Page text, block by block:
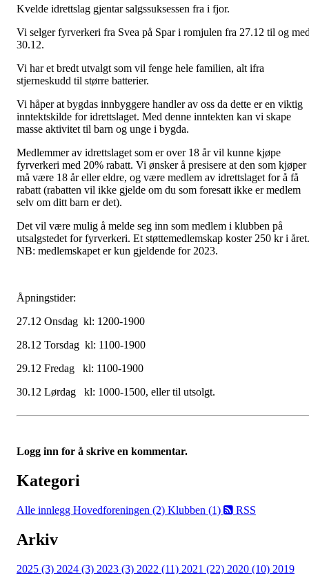
Kvelde idrettslag gjentar salgssuksessen fra i fjor.
Vi selger fyrverkeri fra Svea på Spar i romjulen fra 27.12 til og
30.12.
Vi har et bredt utvalgt som vil fenge hele familien, alt ifra
stjerneskudd til større batterier.
Vi håper at bygdas innbyggere handler av oss da dette er en viktig
inntektskilde for idrettslaget. Med denne inntekten kan vi skape
masse aktivitet til barn og unge i bygda.
Medlemmer av idrettslaget som er over 18 år vil kunne kjøpe
fyrverkeri med 20% rabatt. Vi ønsker å presisere at den som kjøper
må være 18 år eller eldre, og være medlem av idrettslaget for å få
rabatt (rabatten vil ikke gjelde om du som foresatt ikke er medlem
selv om ditt barn er det).
Det vil være mulig å melde seg inn som medlem i klubben på
utsalgstedet for fyrverkeri. Et støttemedlemskap koster 250 kr i året.
NB: medlemskapet er kun gjeldende for 2023.
Åpningstider:
27.12 Onsdag kl: 1200-1900
28.12 Torsdag kl: 1100-1900
29.12 Fredag kl: 1100-1900
30.12 Lørdag kl: 1000-1500, eller til utsolgt.
Logg inn for å skrive en kommentar.
Kategori
Alle innlegg Hovedforeningen (2) Klubben (1) RSS
Arkiv
2025 (3) 2024 (3) 2023 (3) 2022 (11) 2021 (22) 2020 (10) 2019